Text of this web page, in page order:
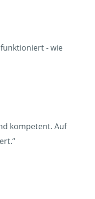
- wie
kompetent. Auf